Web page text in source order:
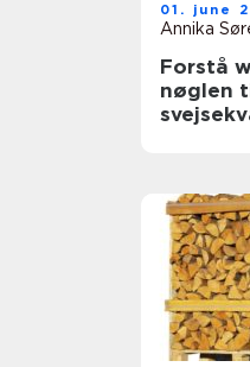
01. june
Annika
Forstå
nøglen